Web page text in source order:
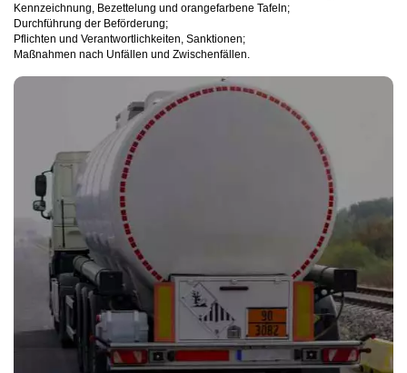
Kennzeichnung, Bezettelung und orangefarbene Tafeln;
Durchführung der Beförderung;
Pflichten und Verantwortlichkeiten, Sanktionen;
Maßnahmen nach Unfällen und Zwischenfällen.